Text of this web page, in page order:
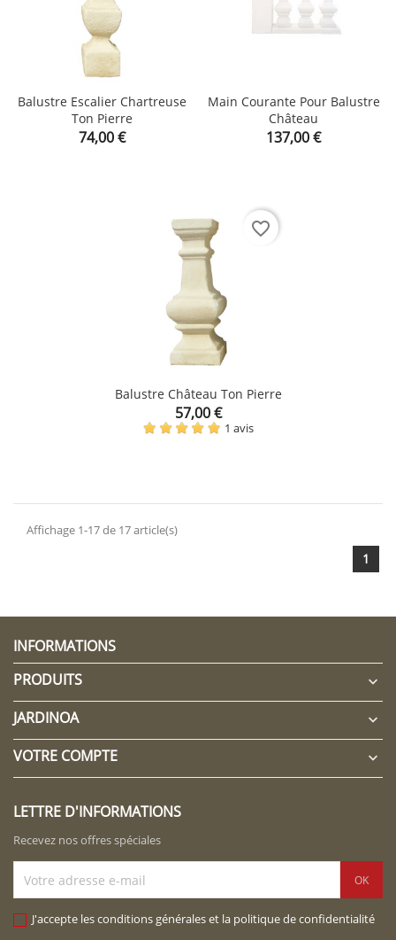
Balustre Escalier Chartreuse
Ton Pierre
Prix
74,00 €
Main Courante Pour Balustre
Château
Prix
137,00 €
Balustre Château Ton Pierre
Prix
57,00 €
1 avis
favorite_border
Affichage 1-17 de 17 article(s)
1
INFORMATIONS
PRODUITS

JARDINOA 
VOTRE COMPTE 
LETTRE D'INFORMATIONS
Recevez nos offres spéciales
J'accepte les conditions générales et la politique de confidentialité